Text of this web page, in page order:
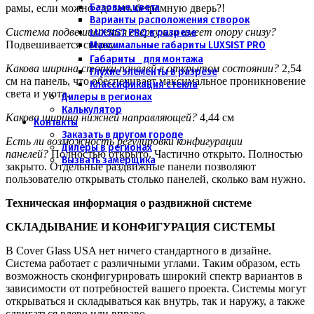
Базовые цвета
Варианты расположения створок
LUXSIST PRO в разрезе
Максимальные габариты LUXSIST PRO
Габариты для монтажа
Глухие элементы в разрезе
Классификация стекла
Дилеры в регионах
Калькулятор
Контакты
Заказать в другом городе
Дилеры в регионах
Вызвать замерщика
рамы, если можно сделать безрамную дверь?!
Система подвешивается сверху или имеет опору снизу?
Подвешивается сверху.
Какова ширина стопки панелей в открытом состоянии? 2,54
см на панель, что обеспечивает максимальное проникновение
света и уюта.
Какова ширина нижней направляющей? 4,44 см
Есть ли возможность регулировки конфигурации
панелей? Полностью открыто. Частично открыто. Полностью
закрыто. Отдельные раздвижные панели позволяют
пользователю открывать столько панелей, сколько вам нужно.
Техническая информация о раздвижной системе
СКЛАДЫВАНИЕ И КОНФИГУРАЦИЯ СИСТЕМЫ
В Cover Glass USA нет ничего стандартного в дизайне.
Система работает с различными углами. Таким образом, есть
возможность сконфигурировать широкий спектр вариантов в
зависимости от потребностей вашего проекта. Системы могут
открываться и складываться как внутрь, так и наружу, а также